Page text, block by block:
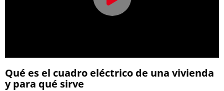
Qué es el cuadro eléctrico de una vivienda
y para qué sirve